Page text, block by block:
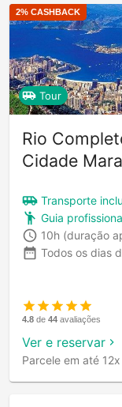
2% CASHBACK
Tour
Rio
Cidade
Transporte
Guia
10h (duração
Todos os dias
4.8 de 44 avaliações
Ver e reservar
Parcele em até 12x